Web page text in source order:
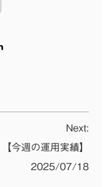
Next:
【今週の運用実績】
2025/07/18